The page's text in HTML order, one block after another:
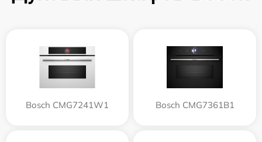
Bosch CMG7241W1 Bosch CMG7361B1